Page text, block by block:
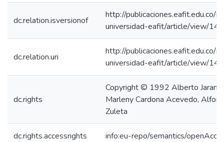
dc.relation.isversionof
http://publicaciones.eafit.edu.co/
universidad-eafit/article/view/
dc.relation.uri
http://publicaciones.eafit.edu.co/
universidad-eafit/article/view/
dc.rights
Copyright © 1992 Alberto
Marleny Cardona Acevedo,
Zuleta
dc.rights.accessrights info:eu-repo/semantics/